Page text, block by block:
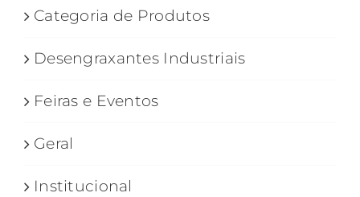
Categoria de Produtos
Desengraxantes Industriais
Feiras e Eventos
Geral
Institucional